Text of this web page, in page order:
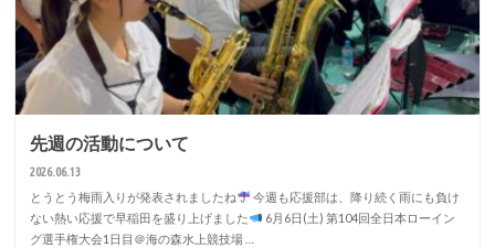
先週の活動について
2026.06.13
とうとう梅雨入りが発表されましたね
今週も応援部は、降り続く雨にも負け
ない熱い応援で早稲田を盛り上げました
6月6日(土) 第104回全日本ローイン
グ選手権大会1日目＠海の森水上競技場 …